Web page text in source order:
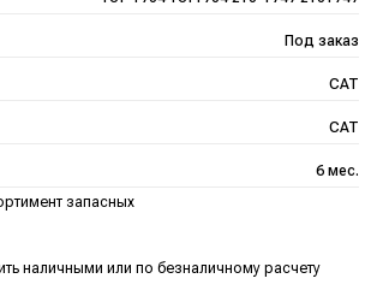
Под заказ
CAT
CAT
6 мес.
запасных
наличными или по безналичному расчету